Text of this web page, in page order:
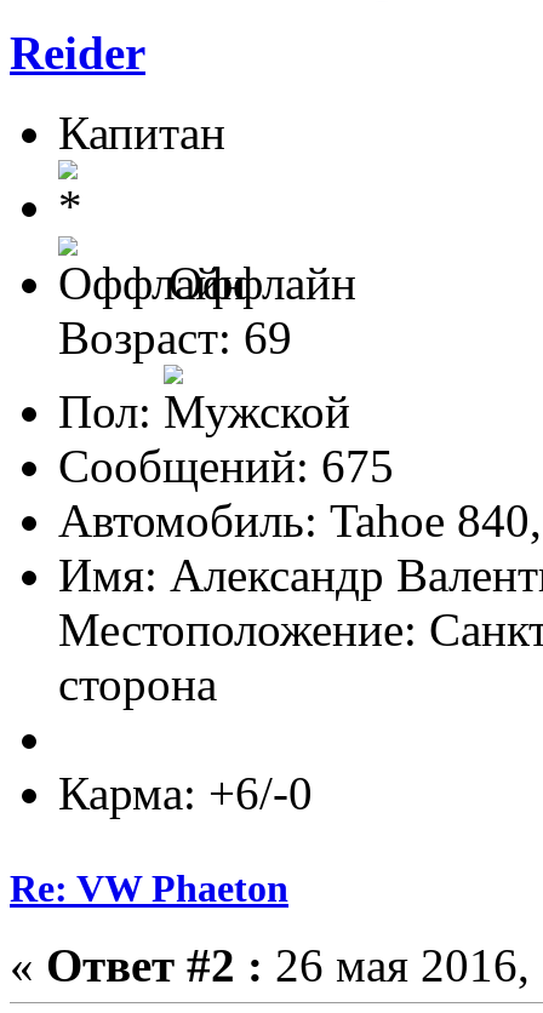
Reider
Капитан
Оффлайн
Возраст: 69
Пол:
Сообщений: 675
Автомобиль: Tahoe
Имя: Александр
Местоположение:
сторона
Карма: +6/-0
Re: VW Phaeton
« Ответ #2 : 26 мая